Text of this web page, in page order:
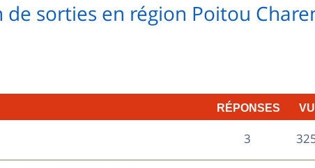
de sorties en région Poitou
RÉPONSES
3R
é